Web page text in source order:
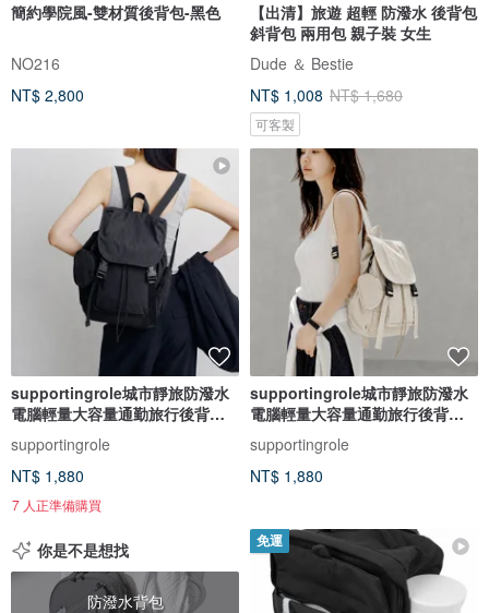
簡約學院風-雙材質後背包-黑色
NO216
NT$ 2,800
【出清】旅遊 超輕 防潑水 後背包
斜背包 兩用包 親子裝 女生
Dude ＆ Bestie
NT$ 1,008 NT$ 1,680
可客製
supportingrole城市靜旅防潑水
電腦輕量大容量通勤旅行後背包
supportingrole
NT$ 1,880
7 人正準備購買
supportingrole城市靜旅防潑水
電腦輕量大容量通勤旅行後背包
supportingrole
NT$ 1,880
你是不是想找
防潑水背包
免運